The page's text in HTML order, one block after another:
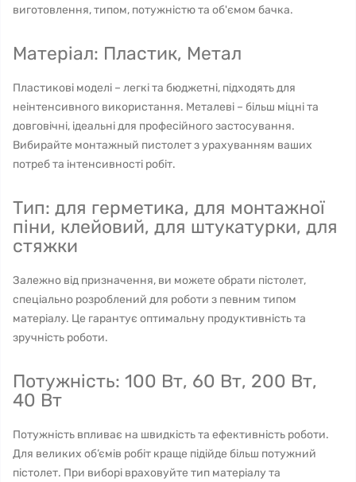
виготовлення, типом, потужністю та об'ємом бачка.
Матеріал: Пластик, Метал
Пластикові моделі – легкі та бюджетні, підходять для
неінтенсивного використання. Металеві – більш міцні та
довговічні, ідеальні для професійного застосування.
Вибирайте монтажный пистолет з урахуванням ваших
потреб та інтенсивності робіт.
Тип: для герметика, для монтажної
піни, клейовий, для штукатурки, для
стяжки
Залежно від призначення, ви можете обрати пістолет,
спеціально розроблений для роботи з певним типом
матеріалу. Це гарантує оптимальну продуктивність та
зручність роботи.
Потужність: 100 Вт, 60 Вт, 200 Вт,
40 Вт
Потужність впливає на швидкість та ефективність роботи.
Для великих об’ємів робіт краще підійде більш потужний
пістолет. При виборі враховуйте тип матеріалу та